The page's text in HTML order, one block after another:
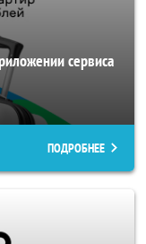
сервиса
ПОДРОБНЕЕ